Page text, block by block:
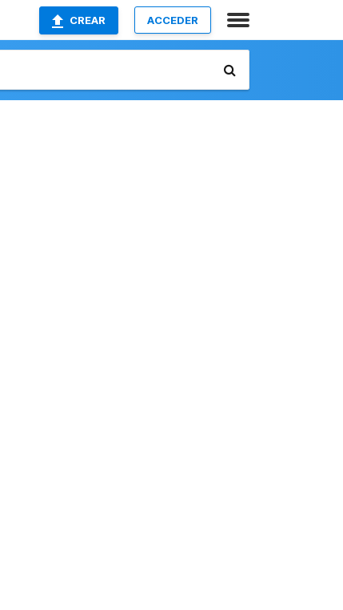
CREAR ACCEDER